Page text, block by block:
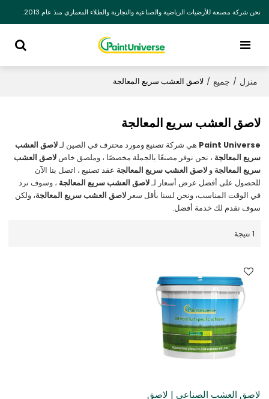
نحن شركة مصنعة للأرضيات الرياضية والصناعية والتجارية والطلاء المعماري منذ عام 2013.
منزل / جميع / لاصق العشب سريع المعالجة
لاصق العشب سريع المعالجة
Paint Universe هي شركة تصنيع ومورد محترف في الصين لـلاصق العشب
سريع المعالجة ، نحن نوفر مصنعًا بالجملة مخصصًا ، وملصق خاصلاصق العشب
سريع المعالجة ولاصق العشب سريع المعالجة عقد تصنيع ، اتصل بنا الآن
للحصول على أفضل عرض أسعار لـلاصق العشب سريع المعالجة ، وسوف نرد
في الوقت المناسب، ونحن لسنا بأقل سعرلاصق العشب سريع المعالجة، ولكن
سوف نقدم لك خدمة أفضل.
1 نتيجة
لاصق العشب الصناعي | لاصق